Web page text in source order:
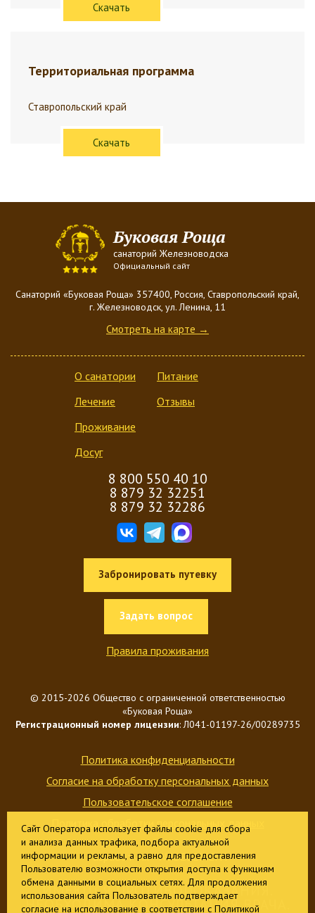
Скачать
Территориальная программа
Ставропольский край
Скачать
Буковая Роща
санаторий Железноводска
Официальный сайт
Санаторий «Буковая Роща» 357400, Россия, Ставропольский край,
г. Железноводск, ул. Ленина, 11
Смотреть на карте →
О санатории
Лечение
Проживание
Досуг
Питание
Отзывы
8 800 550 40 10
8 879 32 32251
8 879 32 32286
Забронировать путевку
Задать вопрос
Правила проживания
© 2015-2026 Общество с ограниченной ответственностью
«Буковая Роща»
Регистрационный номер лицензии: Л041-01197-26/00289735
Политика конфиденциальности
Согласие на обработку персональных данных
Пользовательское соглашение
Политика обработки персональных данных
Разработчик -WEBELEMENT
ИМЕЮТСЯ ПРОТИВОПОКАЗАНИЯ.
НЕОБХОДИМА КОНСУЛЬТАЦИЯ ВРАЧА.
Сайт Оператора использует файлы cookie для сбора
и анализа данных трафика, подбора актуальной
информации и рекламы, а равно для предоставления
Пользователю возможности открытия доступа к функциям
обмена данными в социальных сетях. Для продолжения
использования сайта Пользователь подтверждает
согласие на использование в соответствии с Политикой